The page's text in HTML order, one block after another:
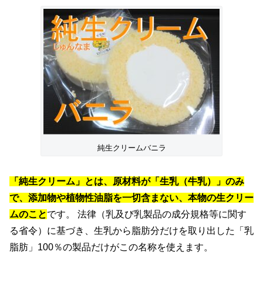
純生クリームバニラ
「純生クリーム」とは、原材料が「生乳（牛乳）」のみ
で、添加物や植物性油脂を一切含まない、本物の生クリー
ムのことです。 法律（乳及び乳製品の成分規格等に関す
る省令）に基づき、生乳から脂肪分だけを取り出した「乳
脂肪」100％の製品だけがこの名称を使えます。